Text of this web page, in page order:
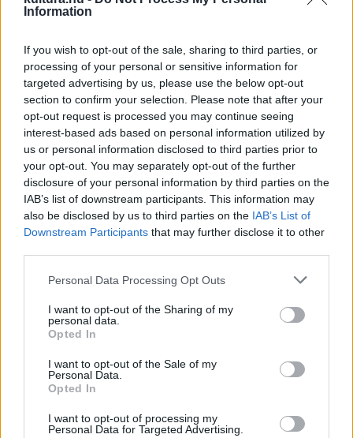
Information
If you wish to opt-out of the sale, sharing to third parties, or
processing of your personal or sensitive information for
targeted advertising by us, please use the below opt-out
section to confirm your selection. Please note that after your
opt-out request is processed you may continue seeing
interest-based ads based on personal information utilized by
us or personal information disclosed to third parties prior to
your opt-out. You may separately opt-out of the further
disclosure of your personal information by third parties on the
IAB’s list of downstream participants. This information may
also be disclosed by us to third parties on the IAB’s List of
Downstream Participants that may further disclose it to other
Please note that this website/app uses one or more Google
not limited to your visit or usage behaviour. You may click to
grant or deny consent to Google and its third-party tags to
use your data for below specified purposes in below Google
consent section.
Personal Data Processing Opt Outs
I want to opt-out of the Sharing of my
personal data.
Opted In
I want to opt-out of the Sale of my
Personal Data.
Opted In
I want to opt-out of processing my
Personal Data for Targeted Advertising.
5.Testről és lélekről
Enyedi Ildikó a test és lélek ellentmondásos viszonyán
keresztül a szerelem törékeny csodáját mutatja meg. A film
elhozta a 2017-es Berlinale fődíját, az Arany Medvét. Borbély
választotta. A filmet 2018-ban Oscar-díjra jelölték, bekerült
a legjobb öt idegen nyelvű alkotás közé.